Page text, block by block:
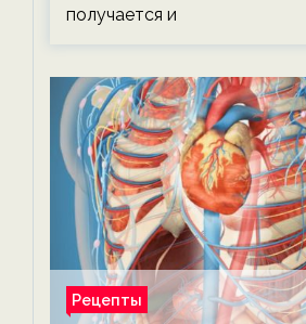
получается и
Рецепты